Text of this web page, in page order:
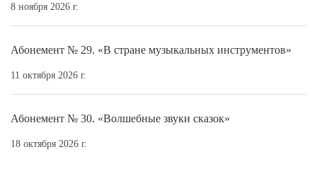
8 ноября 2026 г.
Абонемент № 29. «В стране музыкальных инструментов»
11 октября 2026 г.
Абонемент № 30. «Волшебные звуки сказок»
18 октября 2026 г.